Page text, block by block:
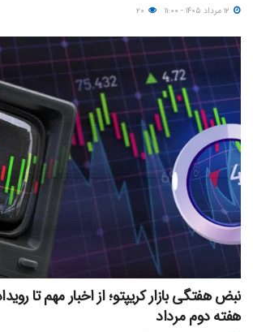
نبض هفتگی بازار کریپتو؛ از اخبار مهم تا
هفته دوم مرداد